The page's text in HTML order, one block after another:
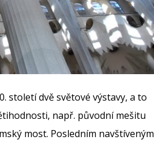
století dvě světové výstavy, a to
např. původní mešitu
most. Posledním navštíveným